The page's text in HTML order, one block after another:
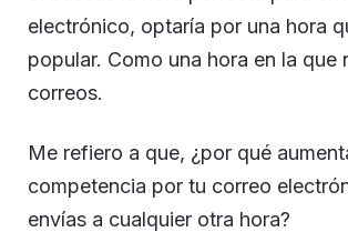
electrónico, optaría por una hora
popular. Como una hora en la que
correos.
Me refiero a que, ¿por qué
competencia por tu correo
envías a cualquier otra hora?